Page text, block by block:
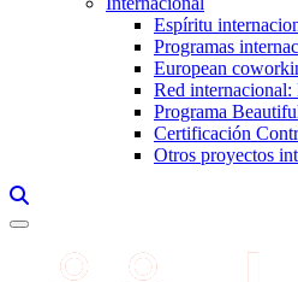
Espíritu
Programas
European
Red
Programa
Certificación
Otros proyectos